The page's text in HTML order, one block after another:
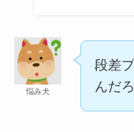
悩み犬
段差
んだ